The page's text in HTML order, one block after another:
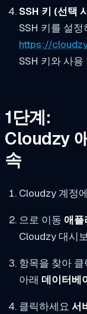
SSH 키 (선택
SSH 키를 설
https://
SSH 키와 사
1단계:
Cloudzy
속
Cloudzy 계정
으로 이동 애플
Cloudzy 대시
항목을 찾아
아래 데이터베
클릭하세요 서